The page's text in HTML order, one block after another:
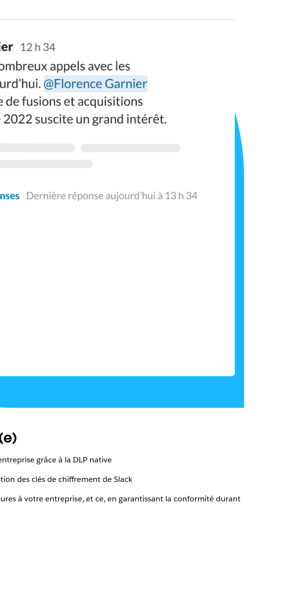
grâce à la DLP native
des clés de chiffrement de Slack
à votre entreprise, et ce, en garantissant la conformité durant